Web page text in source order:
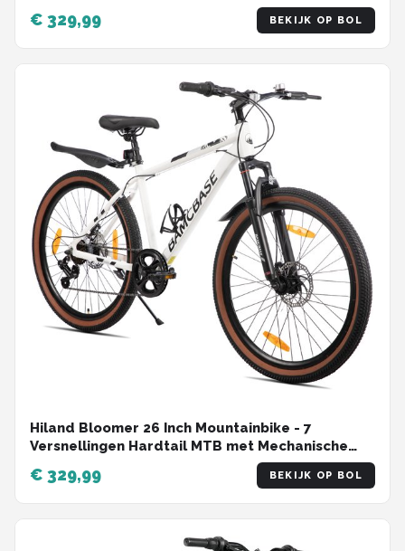
Schijfremmen - Aluminium Frame - Unisex
Volwassen - Zwart
€ 329,99 BEKIJK OP BOL
Hiland Bloomer 26 Inch Mountainbike - 7
Versnellingen Hardtail MTB met Mechanische
Schijfremmen - Aluminium Frame - Unisex
Volwassen - Wit
€ 329,99 BEKIJK OP BOL